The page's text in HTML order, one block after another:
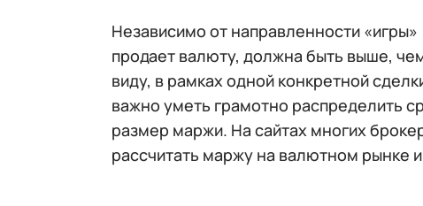
Независимо от направленности
продает валюту, должна быть выше,
виду, в рамках одной конкретной
важно уметь грамотно распределить
размер маржи. На сайтах многих
рассчитать маржу на валютном рынке